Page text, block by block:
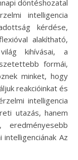
döntéshozatal
intelligencia
kérdése,
alakítható,
kihívásai, a
formái,
minket, hogy
reakcióinkat és
intelligencia
utazás, hanem
eredményesebb
Az